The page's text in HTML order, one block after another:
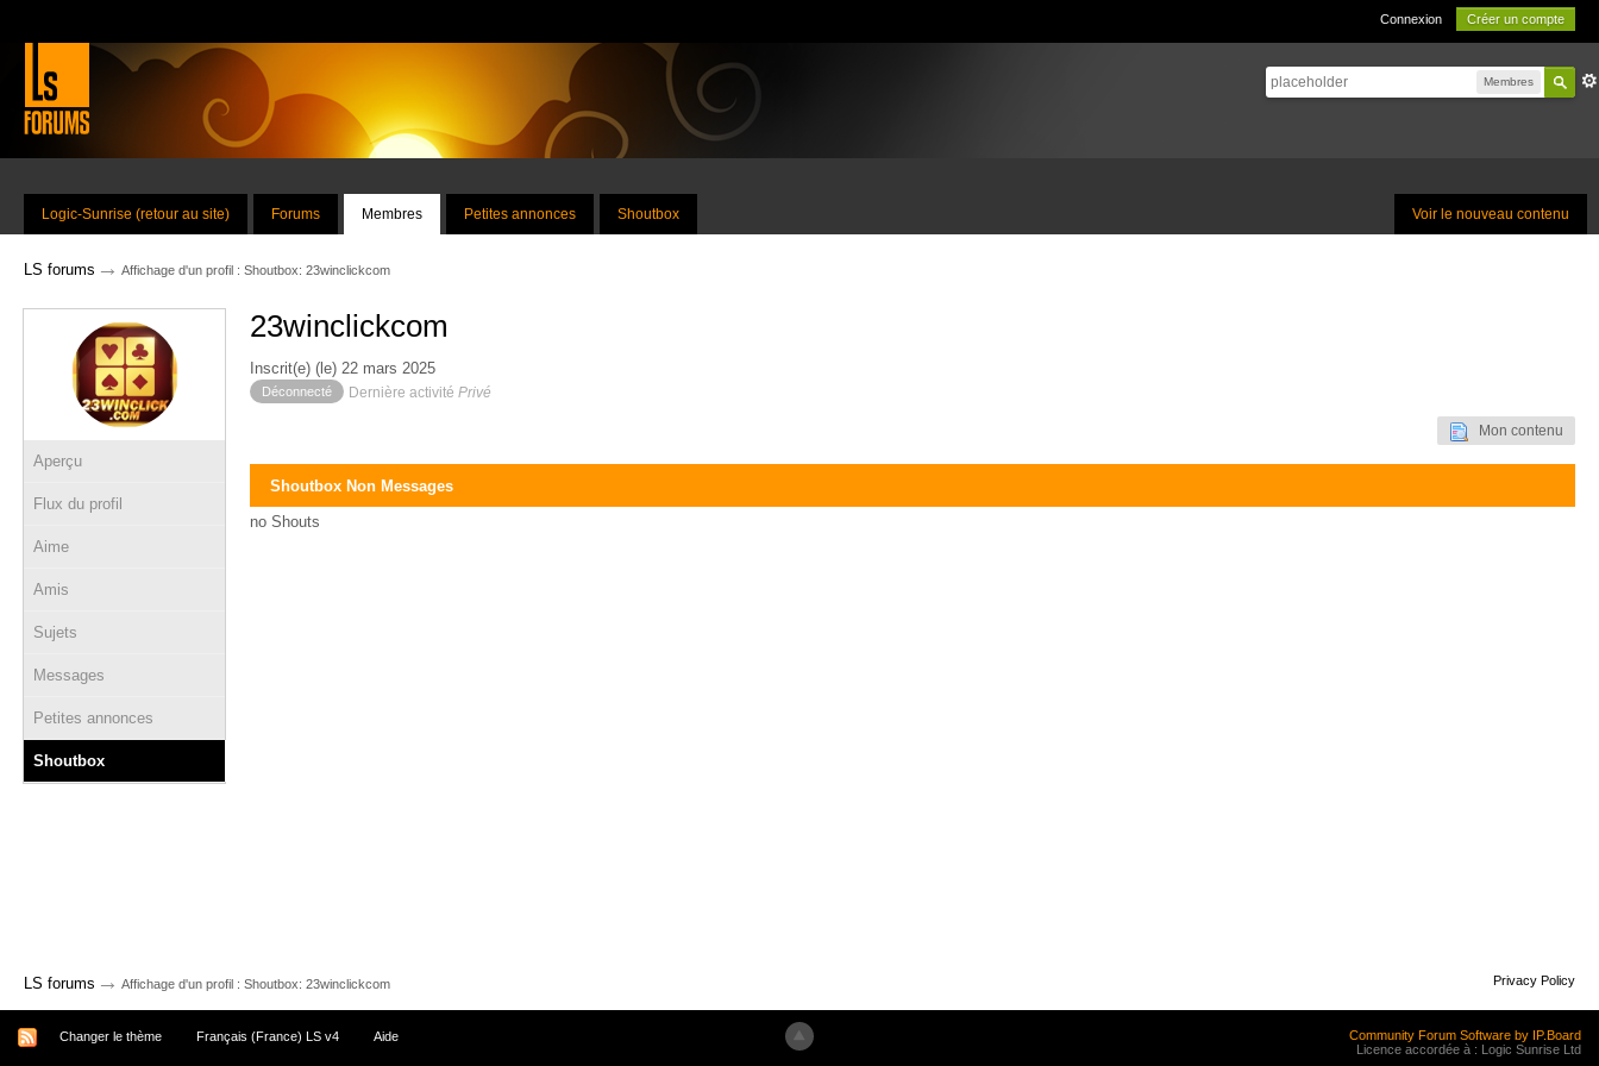
Connexion Créer un compte
Membres
Voir le nouveau contenu
Logic-Sunrise (retour au site) Forums Membres Petites annonces Shoutbox
LS forums → Affichage d'un profil : Shoutbox: 23winclickcom
Aperçu
Flux du profil
Aime
Amis
Sujets
Messages
Petites annonces
Shoutbox
23winclickcom
Inscrit(e) (le) 22 mars 2025
Déconnecté Dernière activité Privé
Mon contenu
Shoutbox Non Messages
no Shouts
LS forums → Affichage d'un profil : Shoutbox: 23winclickcom Privacy Policy
Changer le thème Français (France) LS v4 Aide
Community Forum Software by IP.Board
Licence accordée à : Logic Sunrise Ltd